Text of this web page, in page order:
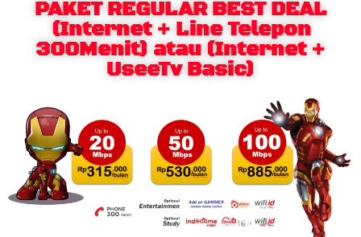
PAKET REGULAR BEST DEAL
(Internet + Line Telepon
300Menit) atau (Internet +
UseeTv Basic)